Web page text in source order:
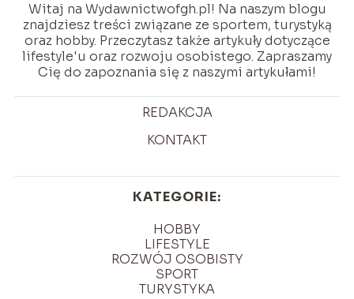
Witaj na Wydawnictwofgh.pl! Na naszym blogu
znajdziesz treści związane ze sportem, turystyką
oraz hobby. Przeczytasz także artykuły dotyczące
lifestyle'u oraz rozwoju osobistego. Zapraszamy
Cię do zapoznania się z naszymi artykułami!
REDAKCJA
KONTAKT
KATEGORIE:
HOBBY
LIFESTYLE
ROZWÓJ OSOBISTY
SPORT
TURYSTYKA